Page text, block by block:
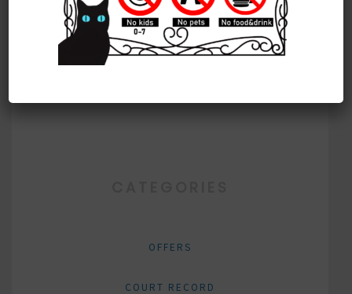
THE NEXT TIME I COMMENT.
OFFERS
COURT RECORD